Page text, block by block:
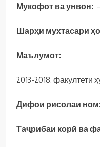
Мукофот ва унвон: –
Шарҳи мухтасари
Маълумот:
2013-2018,
Дифои рисолаи
Таҷрибаи корӣ ва